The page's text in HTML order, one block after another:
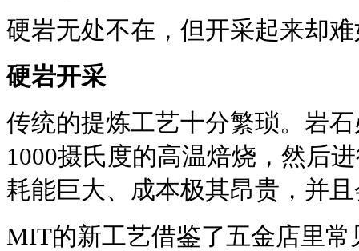
硬岩无处不在，但开采起来却
硬岩开采
传统的提炼工艺十分繁琐。岩
1000摄氏度的高温焙烧，然后
耗能巨大、成本极其昂贵，并
MIT的新工艺借鉴了五金店里